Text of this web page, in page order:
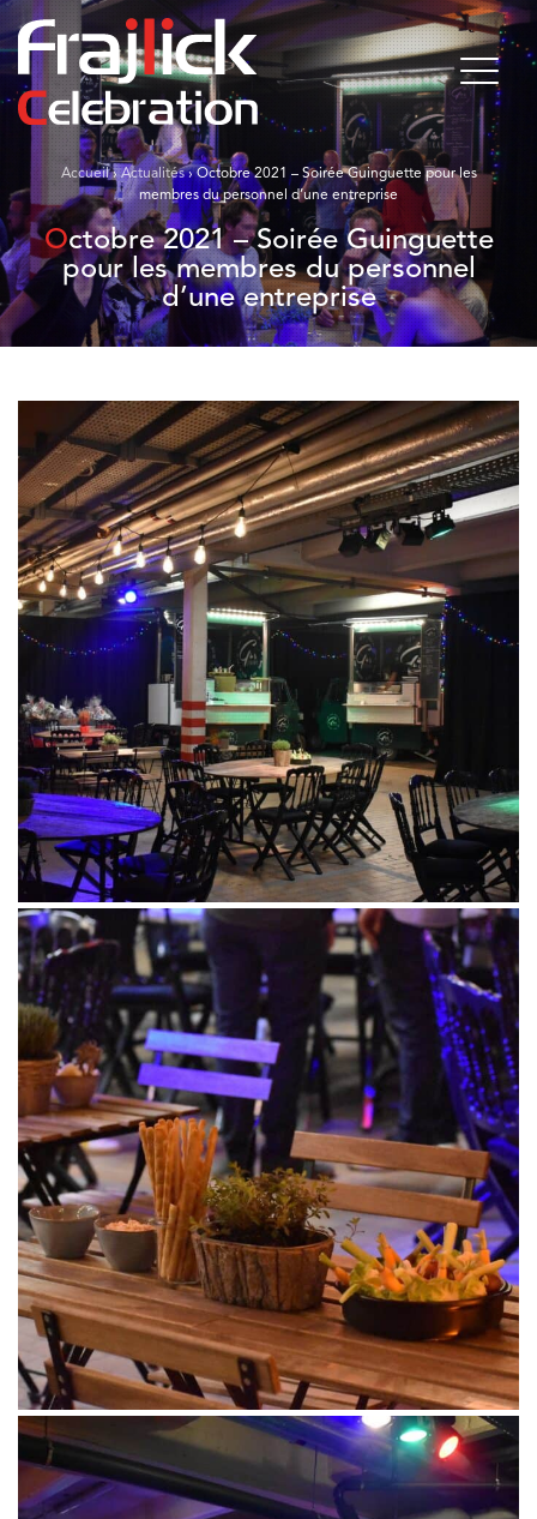
Accueil›Actualités›Octobre 2021 – Soirée Guinguette pour les
membres du personnel d’une entreprise
Octobre 2021 – Soirée Guinguette
pour les membres du personnel
d’une entreprise